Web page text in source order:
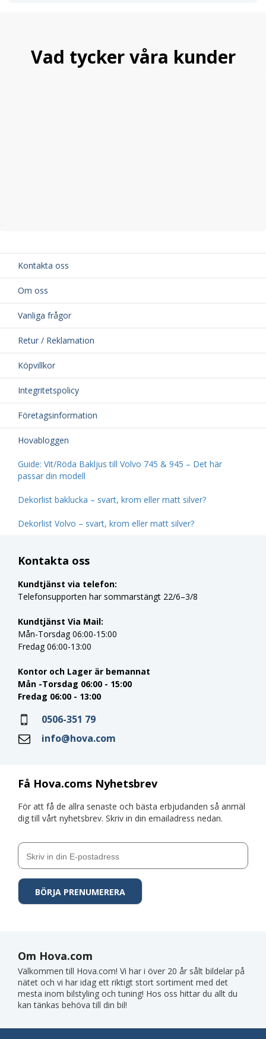
Vad tycker våra kunder
Kontakta oss
Om oss
Vanliga frågor
Retur / Reklamation
Köpvillkor
Integritetspolicy
Företagsinformation
Hovabloggen
Guide: Vit/Röda Bakljus till Volvo 745 & 945 – Det här
passar din modell
Dekorlist baklucka – svart, krom eller matt silver?
Dekorlist Volvo – svart, krom eller matt silver?
Få Hova.coms Nyhetsbrev
För att få de allra senaste och bästa erbjudanden så anmäl
dig till vårt nyhetsbrev. Skriv in din emailadress nedan.
Kontakta oss
Kundtjänst via telefon:
Telefonsupporten har sommarstängt 22/6–3/8
Kundtjänst Via Mail:
Mån-Torsdag 06:00-15:00
Fredag 06:00-13:00
Kontor och Lager är bemannat
Mån -Torsdag 06:00 - 15:00
Fredag 06:00 - 13:00
0506-351 79
info@hova.com
Om Hova.com
Välkommen till Hova.com! Vi har i över 20 år sålt bildelar på
nätet och vi har idag ett riktigt stort sortiment med det
mesta inom bilstyling och tuning! Hos oss hittar du allt du
kan tänkas behöva till din bil!